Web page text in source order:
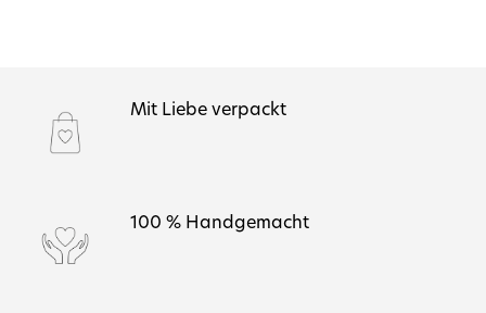
Mit Liebe verpackt
100 % Handgemacht